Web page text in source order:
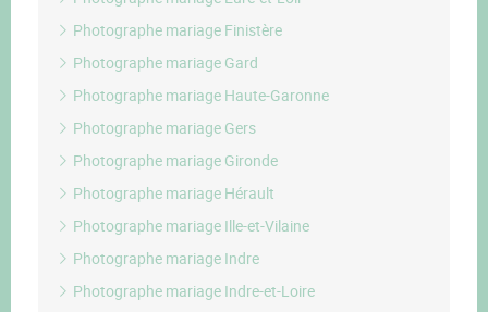
Photographe mariage Finistère
Photographe mariage Gard
Photographe mariage Haute-Garonne
Photographe mariage Gers
Photographe mariage Gironde
Photographe mariage Hérault
Photographe mariage Ille-et-Vilaine
Photographe mariage Indre
Photographe mariage Indre-et-Loire